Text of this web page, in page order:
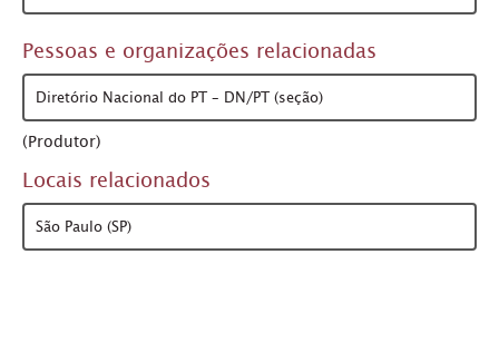
Pessoas e organizações relacionadas
Diretório Nacional do PT – DN/PT (seção)
(Produtor)
Locais relacionados
São Paulo (SP)